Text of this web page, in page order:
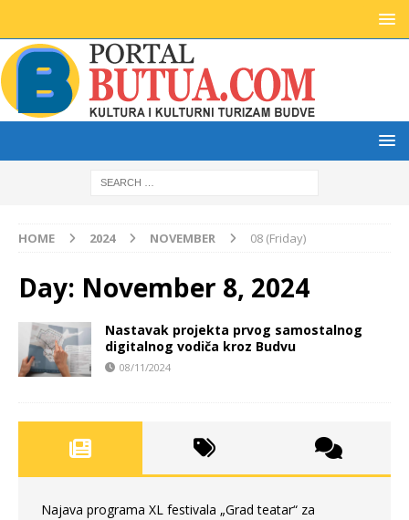
HOME 2024 NOVEMBER 08 (Friday)
Day: November 8, 2024
Nastavak projekta prvog samostalnog
digitalnog vodiča kroz Budvu
08/11/2024
Najava programa XL festivala „Grad teatar“ za